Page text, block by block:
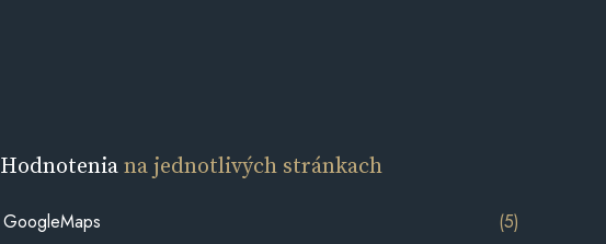
Hodnoteniana jednotlivých stránkach
GoogleMaps (5)